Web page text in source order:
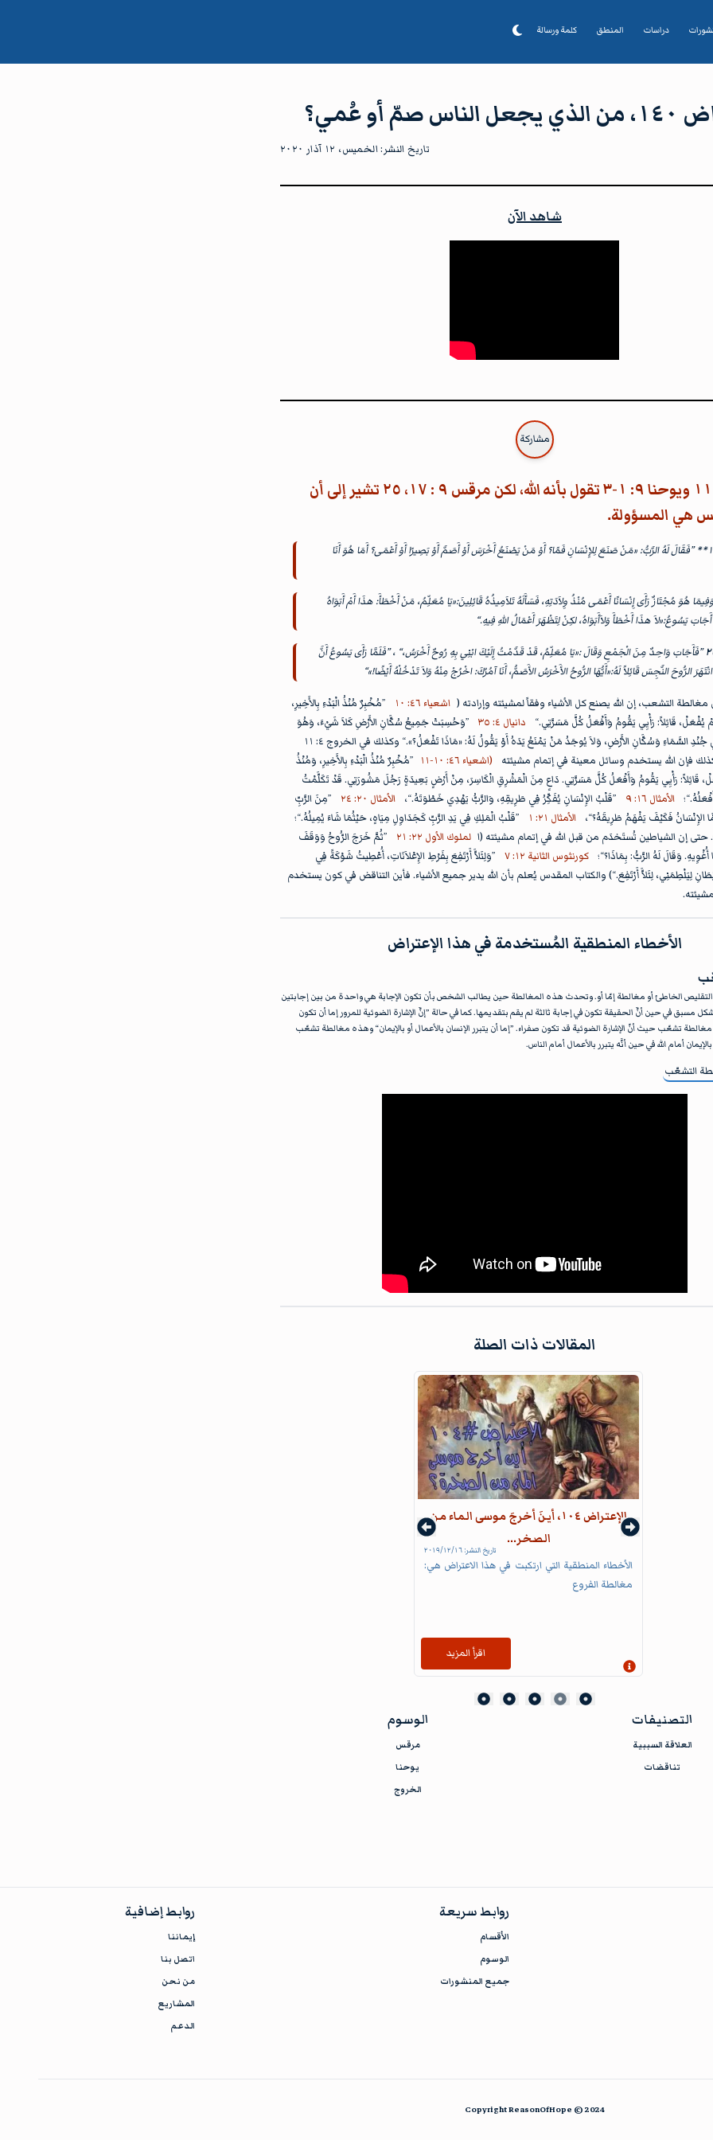
دراسات المنطق كلمة ورسالة
صمّ أو عُمي؟
تاريخ النشر:الخميس، ١٢ آذار ٢٠٢٠
شاهد الآن
مشاركة
الخروج ٤: ١١ ويوحنا ٩: ١-٣ تقول بأنه الله، لكن مرقس ٩ : ١٧، ٢٥ تشير إلى أن
هي المسؤولة.
** الخروج ٤: ١١** ”فَقَالَ لَهُ الرَّبُّ: «مَنْ صَنَعَ لِلإِنْسَانِ فَمًا؟ أَوْ مَنْ يَصْنَعُ أَخْرَسَ أَوْ أَصَمَّ أَوْ بَصِيرًا أَوْ أَعْمَى؟ أَمَا هُوَ أَنَا
هُوَ مُجْتَازٌ رَأَى إِنْسَانًا أَعْمَى مُنْذُ وِلاَدَتِهِ، فَسَأَلَهُ تَلاَمِيذُهُ قَائِلِينَ:«يَا مُعَلِّمُ، مَنْ أَخْطَأَ: هذَا أَمْ أَبَوَاهُ
يَسُوعُ:«لاَ هذَا أَخْطَأَ وَلاَأَبَوَاهُ، لكِنْ لِتَظْهَرَ أَعْمَالُ اللهِ فِيهِ.“
”فَأَجَابَ وَاحِدٌ مِنَ الْجَمْعِ وَقَالَ :«يَا مُعَلِّمُ، قَدْ قَدَّمْتُ إِلَيْكَ ابْنِي بِهِ رُوحٌ أَخْرَسُ،“ ، ”فَلَمَّا رَأَى يَسُوعُ أَنَّ
الرُّوحَ النَّجِسَ قَائِلاً لَهُ:«أَيُّهَا الرُّوحُ الأَخْرَسُ الأَصَمُّ، أَنَا آمُرُكَ: اخْرُجْ مِنْهُ وَلاَ تَدْخُلْهُ أَيْضًا!»“
التشعب، إن الله يصنع كل الأشياء وفقاً لمشيئته وإرادته ( اشعياء ٤٦: ١٠
”مُخْبِرٌ مُنْذُ الْبَدْءِ بِالأَخِيرِ،
يُفْعَلْ، قَائِلاً: رَأْيِي يَقُومُ وَأَفْعَلُ كُلَّ مَسَرَّتِي.“
دانيال ٤: ٣٥
”وَحُسِبَتْ جَمِيعُ سُكَّانِ الأَرْضِ كَلاَ شَيْءَ، وَهُوَ
يَفْعَلُ كَمَا يَشَاءُ فِي جُنْدِ السَّمَاءِ وَسُكَّانِ الأَرْضِ، وَلاَ يُوجَدُ مَنْ يَمْنَعُ يَدَهُ أَوْ يَقُولُ لَهُ: «مَاذَا تَفْعَلُ؟».“ وكذلك في الخروج ٤: ١١
(اشعياء ٤٦: ١٠-١١
”مُخْبِرٌ مُنْذُ الْبَدْءِ بِالأَخِيرِ، وَمُنْذُ
قَائِلاً: رَأْيِي يَقُومُ وَأَفْعَلُ كُلَّ مَسَرَّتِي. دَاعٍ مِنَ الْمَشْرِقِ الْكَاسِرَ، مِنْ أَرْضٍ بَعِيدَةٍ رَجُلَ مَشُورَتِي. قَدْ تَكَلَّمْتُ
الأمثال ١٦: ٩ ”قَلْبُ الإِنْسَانِ يُفَكِّرُ فِي طَرِيقِهِ، وَالرَّبُّ يَهْدِي خَطْوَتَهُ.“، الأمثال ٢٠: ٢٤
”مِنَ الرَّبِّ
الإِنْسَانُ فَكَيْفَ يَفْهَمُ طَرِيقَهُ؟“،
الأمثال ٢١: ١
”قَلْبُ الْمَلِكِ فِي يَدِ الرَّبِّ كَجَدَاوِلِ مِيَاهٍ، حَيْثُمَا شَاءَ يُمِيلُهُ.“؛
لملوك الأول ٢٢: ٢١
”ثُمَّ خَرَجَ الرُّوحُ وَوَقَفَ
أُغْوِيهِ. وَقَالَ لَهُ الرَّبُّ: بِمَاذَا؟“؛ كورنثوس الثانية ١٢: ٧
”وَلِئَلاَّ أَرْتَفِعَ بِفَرْطِ الإِعْلاَنَاتِ، أُعْطِيتُ شَوْكَةً فِي
لِيَلْطِمَنِي، لِئَلاَّ أَرْتَفِعَ.“) والكتاب المقدس يُعلم بأن الله يدير جميع الأشياء. فأين التناقض في كون يستخدم
الأخطاء المنطقية المُستخدمة في هذا الإعتراض
الخاطئ أو مغالطة إمّا أو. وتحدث هذه المغالطة حين يطالب الشخص بأن تكون الإجابة هي واحدة من بين إجابتين
مسبق في حين أنَّ الحقيقة تكون في إجابة ثالثة لم يقم بتقديمها. كما في حالة ”إنَّ الإشارة الضوئية للمرور إما أن تكون
تشعّب حيث أنّ الإشارة الضوئية قد تكون صفراء. ”إما أن يتبرر الإنسان بالأعمال أو بالإيمان“ وهذه مغالطة تشعّب
أمام الله في حين أنَّه يتبرر بالأعمال أمام الناس.
التشعّب
المقالات ذات الصلة
الإعتراض ١٠٤، أينَ أخرجَ موسى الماء من
الصخر...
تاريخ النشر: ١٦‏/١٢‏/٢٠١٩
الأخطاء المنطقية التي ارتكبت في هذا الاعتراض هي:
مغالطة الفروع
إظهار المعلومات
اقرأ المزيد
التصنيفات
العلاقة السببية
تناقضات
الوسوم
مرقس
يوحنا
الخروج
روابط سريعة
الأقسام
الوسوم
جميع المنشورات
روابط إضافية
إيماننا
اتصل بنا
من نحن
المشاريع
الدعم
CopyrightReasonOfHope © 2024